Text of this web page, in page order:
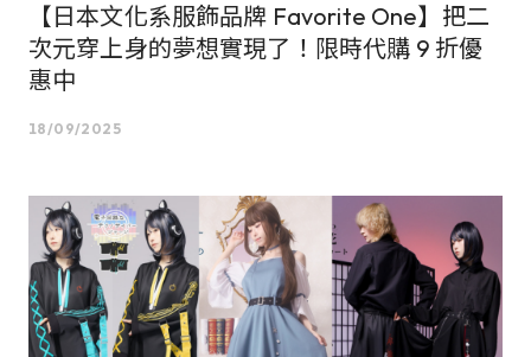
【日本文化系服飾品牌 Favorite One】把二
次元穿上身的夢想實現了！限時代購 9 折優
惠中
18/09/2025